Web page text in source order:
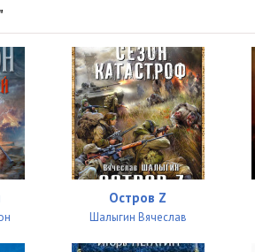
"
Остров Z
Шалыгин Вячеслав